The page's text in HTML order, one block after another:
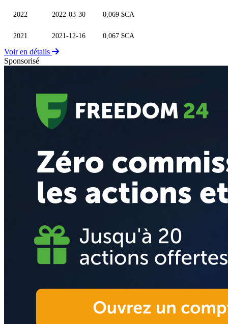
2022 2022-03-30 0,069 $CA
2021 2021-12-16 0,067 $CA
Voir en détails
Sponsorisé